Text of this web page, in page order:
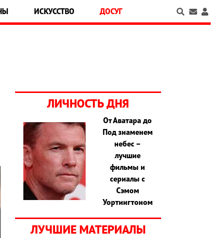
ИСКУССТВО ДОСУГ
ЛИЧНОСТЬ ДНЯ
От Аватара до
Под знаменем
небес –
лучшие
фильмы и
сериалы с
Сэмом
Уортингтоном
ЛУЧШИЕ МАТЕРИАЛЫ